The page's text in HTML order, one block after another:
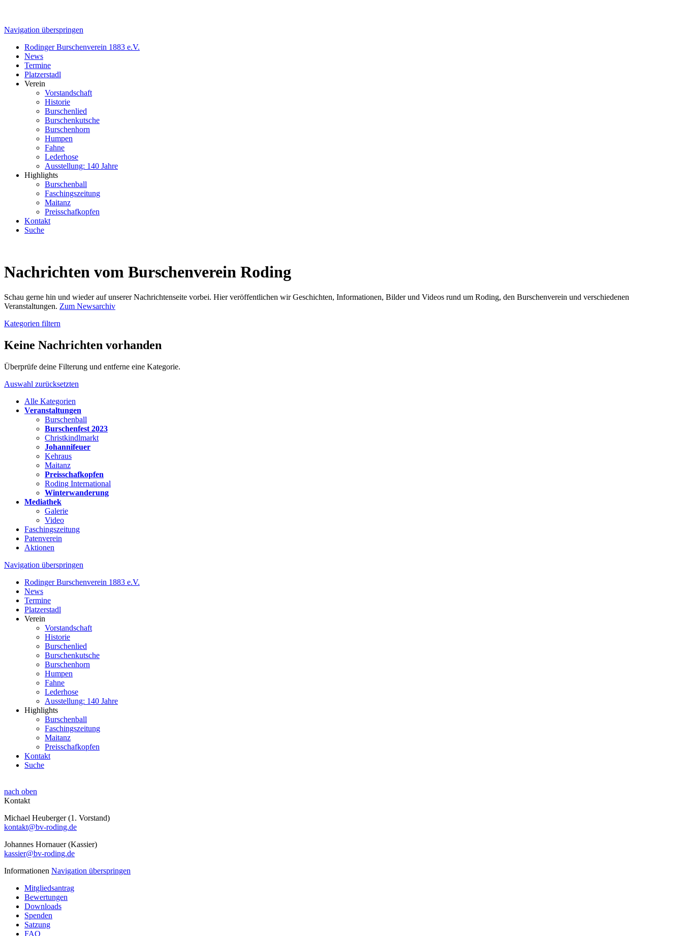
Navigation überspringen
Rodinger Burschenverein 1883 e.V.
News
Termine
Platzerstadl
Verein
Vorstandschaft
Historie
Burschenlied
Burschenkutsche
Burschenhorn
Humpen
Fahne
Lederhose
Ausstellung: 140 Jahre
Highlights
Burschenball
Faschingszeitung
Maitanz
Preisschafkopfen
Kontakt
Suche
Nachrichten vom Burschenverein Roding
Schau gerne hin und wieder auf unserer Nachrichtenseite vorbei. Hier veröffentlichen wir Geschichten, Informationen, Bilder und Videos rund um Roding, den Burschenverein und verschiedenen
Veranstaltungen. Zum Newsarchiv
Kategorien filtern
Keine Nachrichten vorhanden
Überprüfe deine Filterung und entferne eine Kategorie.
Auswahl zurücksetzten
Alle Kategorien
Veranstaltungen
Burschenball
Burschenfest 2023
Christkindlmarkt
Johannifeuer
Kehraus
Maitanz
Preisschafkopfen
Roding International
Winterwanderung
Mediathek
Galerie
Video
Faschingszeitung
Patenverein
Aktionen
Navigation überspringen
Rodinger Burschenverein 1883 e.V.
News
Termine
Platzerstadl
Verein
Vorstandschaft
Historie
Burschenlied
Burschenkutsche
Burschenhorn
Humpen
Fahne
Lederhose
Ausstellung: 140 Jahre
Highlights
Burschenball
Faschingszeitung
Maitanz
Preisschafkopfen
Kontakt
Suche
nach oben
Kontakt
Michael Heuberger (1. Vorstand)
kontakt@bv-roding.de
Johannes Hornauer (Kassier)
kassier@bv-roding.de
Informationen Navigation überspringen
Mitgliedsantrag
Bewertungen
Downloads
Spenden
Satzung
FAQ